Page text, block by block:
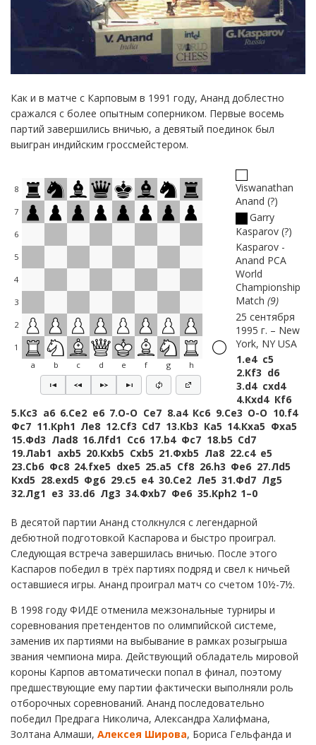
Как и в матче с Карповым в 1991 году, Ананд доблестно
сражался с более опытным соперником. Первые восемь
партий завершились вничью, а девятый поединок был
выигран индийским гроссмейстером.
8
7
6
5
4
3
2
1
a
b c d e f g h
Viswanathan
Anand ?
Garry
Kasparov ?
Kasparov -
Anand PCA
World
Championship
Match 9
25 сентября
1995 г.
New
York, NY USA
1.e4 c5
2.Кf3 d6
3.d4 cxd4
4.Кxd4 Кf6
5.Кc3 a6 6.Сe2 e6 7.O-O Сe7 8.a4 Кc6 9.Сe3 O-O 10.f4
Фc7 11.Крh1 Лe8 12.Сf3 Сd7 13.Кb3 Кa5 14.Кxa5 Фxa5
15.Фd3 Лad8 16.Лfd1 Сc6 17.b4 Фc7 18.b5 Сd7
19.Лab1 axb5 20.Кxb5 Сxb5 21.Фxb5 Лa8 22.c4 e5
23.Сb6 Фc8 24.fxe5 dxe5 25.a5 Сf8 26.h3 Фe6 27.Лd5
Кxd5 28.exd5 Фg6 29.c5 e4 30.Сe2 Лe5 31.Фd7 Лg5
32.Лg1 e3 33.d6 Лg3 34.Фxb7 Фe6 35.Крh2 1–0
В десятой партии Ананд столкнулся с легендарной
дебютной подготовкой Каспарова и быстро проиграл.
Следующая встреча завершилась вничью. После этого
Каспаров победил в трёх партиях подряд и свел к ничьей
оставшиеся игры. Ананд проиграл матч со счетом 10½-7½.
В 1998 году ФИДЕ отменила межзональные турниры и
соревнования претендентов по олимпийской системе,
заменив их партиями на выбывание в рамках розыгрыша
звания чемпиона мира. Действующий обладатель мировой
короны Карпов автоматически попал в финал, поэтому
предшествующие ему партии фактически выполняли роль
отборочных соревнований. Ананд последовательно
победил Предрага Николича, Александра Халифмана,
Золтана Алмаши, Алексея Широва, Бориса Гельфанда и